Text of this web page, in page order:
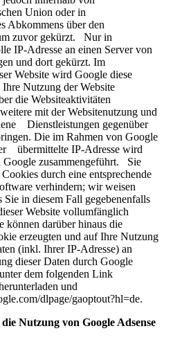
Union oder in
Abkommens über den
zuvor gekürzt. Nur in
IP-Adresse an einen Server von
und dort gekürzt. Im
Website wird Google diese
Nutzung der Website
die Websiteaktivitäten
mit der Websitenutzung und
Dienstleistungen gegenüber
Die im Rahmen von Google
übermittelte IP-Adresse wird
Google zusammengeführt. Sie
durch eine entsprechende
verhindern; wir weisen
in diesem Fall gegebenenfalls
Website vollumfänglich
darüber hinaus die
erzeugten und auf Ihre Nutzung
(inkl. Ihrer IP-Adresse) an
dieser Daten durch Google
dem folgenden Link
und
dlpage/gaoptout?hl=de.
Nutzung von Google Adsense